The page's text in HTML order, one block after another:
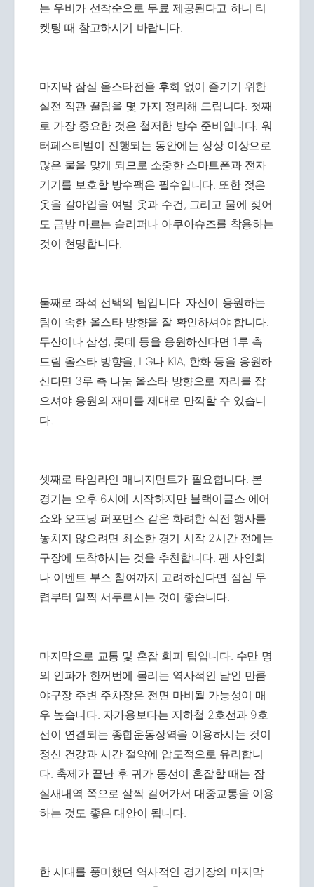
는 우비가 선착순으로 무료 제공된다고 하니 티
켓팅 때 참고하시기 바랍니다.
마지막 잠실 올스타전을 후회 없이 즐기기 위한
실전 직관 꿀팁을 몇 가지 정리해 드립니다. 첫째
로 가장 중요한 것은 철저한 방수 준비입니다. 워
터페스티벌이 진행되는 동안에는 상상 이상으로
많은 물을 맞게 되므로 소중한 스마트폰과 전자
기기를 보호할 방수팩은 필수입니다. 또한 젖은
옷을 갈아입을 여벌 옷과 수건, 그리고 물에 젖어
도 금방 마르는 슬리퍼나 아쿠아슈즈를 착용하는
것이 현명합니다.
둘째로 좌석 선택의 팁입니다. 자신이 응원하는
팀이 속한 올스타 방향을 잘 확인하셔야 합니다.
두산이나 삼성, 롯데 등을 응원하신다면 1루 측
드림 올스타 방향을, LG나 KIA, 한화 등을 응원하
신다면 3루 측 나눔 올스타 방향으로 자리를 잡
으셔야 응원의 재미를 제대로 만끽할 수 있습니
다.
셋째로 타임라인 매니지먼트가 필요합니다. 본
경기는 오후 6시에 시작하지만 블랙이글스 에어
쇼와 오프닝 퍼포먼스 같은 화려한 식전 행사를
놓치지 않으려면 최소한 경기 시작 2시간 전에는
구장에 도착하시는 것을 추천합니다. 팬 사인회
나 이벤트 부스 참여까지 고려하신다면 점심 무
렵부터 일찍 서두르시는 것이 좋습니다.
마지막으로 교통 및 혼잡 회피 팁입니다. 수만 명
의 인파가 한꺼번에 몰리는 역사적인 날인 만큼
야구장 주변 주차장은 전면 마비될 가능성이 매
우 높습니다. 자가용보다는 지하철 2호선과 9호
선이 연결되는 종합운동장역을 이용하시는 것이
정신 건강과 시간 절약에 압도적으로 유리합니
다. 축제가 끝난 후 귀가 동선이 혼잡할 때는 잠
실새내역 쪽으로 살짝 걸어가서 대중교통을 이용
하는 것도 좋은 대안이 됩니다.
한 시대를 풍미했던 역사적인 경기장의 마지막